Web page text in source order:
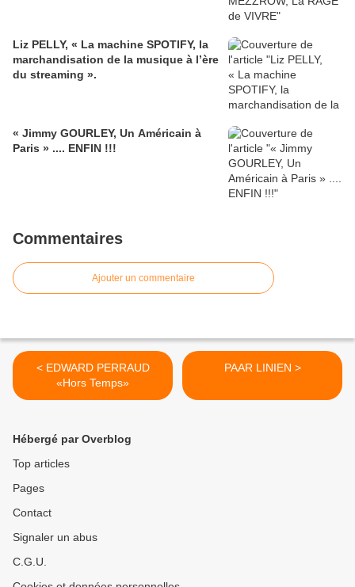
Liz PELLY, « La machine SPOTIFY, la
marchandisation de la musique à l’ère
du streaming ».
« Jimmy GOURLEY, Un Américain à
Paris » .... ENFIN !!!
Commentaires
Ajouter un commentaire
< EDWARD PERRAUD
«Hors Temps»
PAAR LINIEN >
Hébergé par Overblog
Top articles
Pages
Contact
Signaler un abus
C.G.U.